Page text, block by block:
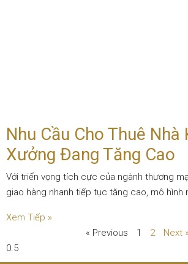
Nhu Cầu Cho Thuê Nhà
Xưởng Đang Tăng Cao
Với triển vọng tích cực của ngành thương
giao hàng nhanh tiếp tục tăng cao, mô hình
Xem Tiếp »
« Previous
1 2 Next »